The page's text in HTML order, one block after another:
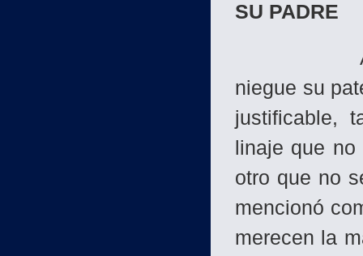
SU PADRE
Así
niegue su
justificable,
linaje que
otro que no
mencionó
merecen la